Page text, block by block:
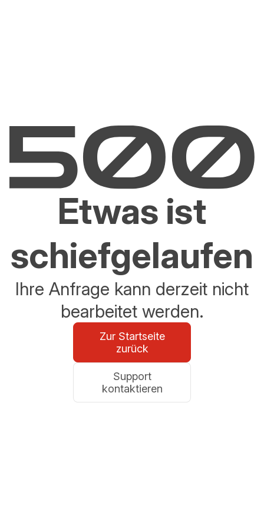
Etwas ist
schiefgelaufen
Ihre Anfrage kann derzeit nicht
bearbeitet werden.
Zur Startseite
zurück
Support
kontaktieren